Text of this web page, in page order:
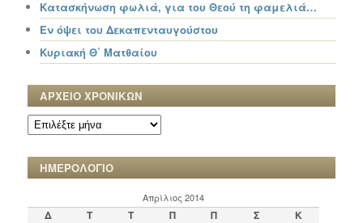
Κατασκήνωση φωλιά, για του Θεού τη φαμελιά…
Εν όψει του Δεκαπενταυγούστου
Κυριακή Θ΄ Ματθαίου
ΑΡΧΕΙΟ ΧΡΟΝΙΚΩΝ
ΑΡΧΕΙΟ
ΧΡΟΝΙΚΩΝ
ΗΜΕΡΟΛΟΓΙΟ
Απρίλιος 2014
Δ Τ Τ Π Π Σ Κ